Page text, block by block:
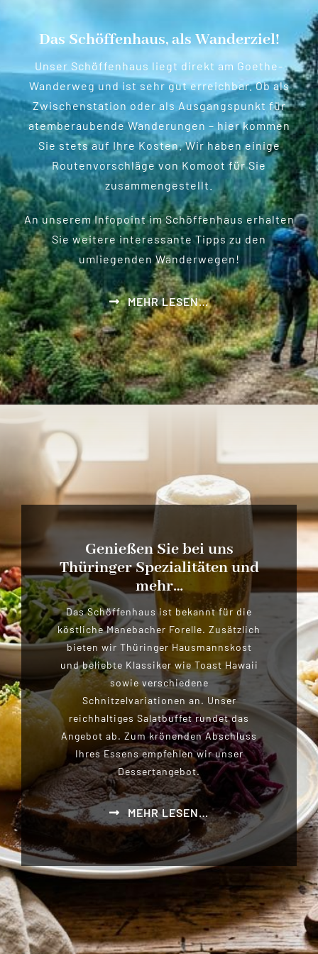
Das Schöffenhaus, als Wanderziel!
Unser Schöffenhaus liegt direkt am Goethe-
Wanderweg und ist sehr gut erreichbar. Ob als
Zwischenstation oder als Ausgangspunkt für
atemberaubende Wanderungen – hier kommen
Sie stets auf Ihre Kosten. Wir haben einige
Routenvorschläge von Komoot für Sie
zusammengestellt.
An unserem Infopoint im Schöffenhaus erhalten
Sie weitere interessante Tipps zu den
umliegenden Wanderwegen!
MEHR LESEN…
Genießen Sie bei uns
Thüringer Spezialitäten und
mehr…
Das Schöffenhaus ist bekannt für die
köstliche Manebacher Forelle. Zusätzlich
bieten wir Thüringer Hausmannskost
und beliebte Klassiker wie Toast Hawaii
sowie verschiedene
Schnitzelvariationen an. Unser
reichhaltiges Salatbuffet rundet das
Angebot ab. Zum krönenden Abschluss
Ihres Essens empfehlen wir unser
Dessertangebot.
MEHR LESEN…